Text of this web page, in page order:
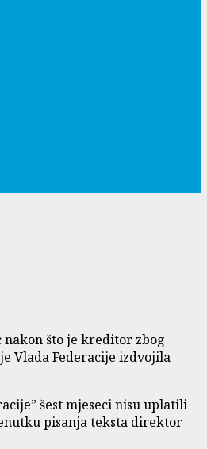
što je kreditor zbog
Vlada Federacije izdvojila
šest mjeseci nisu uplatili
pisanja teksta direktor